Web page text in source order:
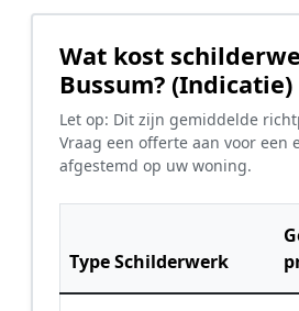
Wat kost
Bussum? (Indicatie)
Let op: Dit zijn gemiddelde
Vraag een offerte aan voor een
afgestemd op uw woning.
Type Schilderwerk